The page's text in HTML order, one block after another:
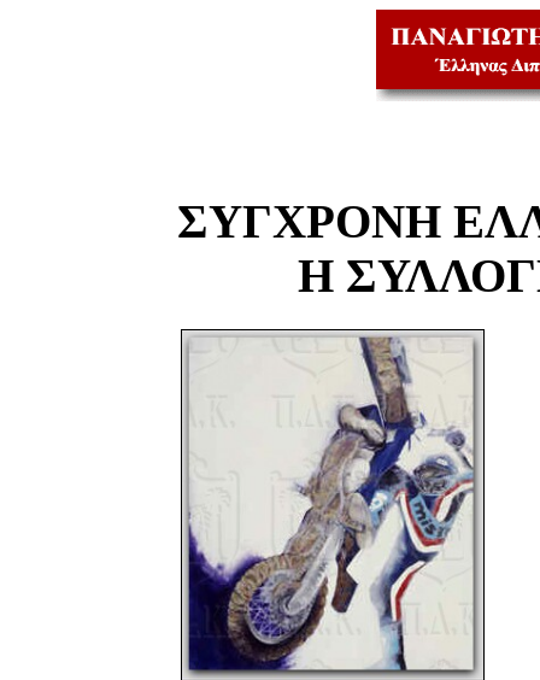
ΣΥΓΧΡΟΝΗ
Η